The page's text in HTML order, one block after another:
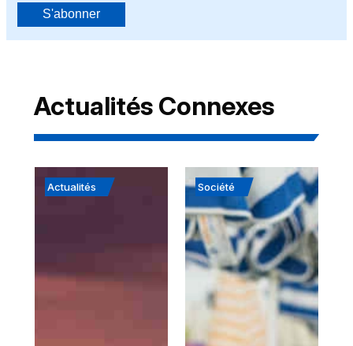
S'abonner
Actualités Connexes
Actualités Société